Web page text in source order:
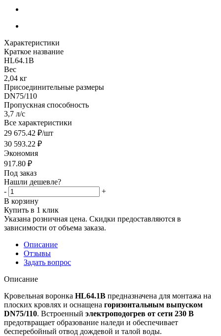
Характеристики
Краткое название
HL64.1B
Вес
2,04 кг
Присоединительные размеры
DN75/110
Пропускная способность
3,7 л/с
Все характеристики
29 675.42 ₽/шт
30 593.22 ₽
Экономия
917.80 ₽
Под заказ
Нашли дешевле?
-
+
В корзину
Купить в 1 клик
Указана розничная цена. Скидки предоставляются в
зависимости от объема заказа.
Описание
Отзывы
Задать вопрос
Описание
Кровельная воронка HL64.1B предназначена для монтажа на
плоских кровлях и оснащена горизонтальным выпуском
DN75/110. Встроенный электроподогрев от сети 230 В
предотвращает образование наледи и обеспечивает
бесперебойный отвод дождевой и талой воды.